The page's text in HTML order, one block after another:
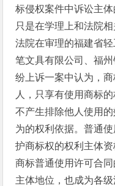
标侵权案件中诉讼主
只是在学理上和法院
法院在审理的福建省
笔文具有限公司、福
纷上诉一案中认为，
人，只享有使用商标
不产生排除他人使用
为的权利依据。普通
护商标权的权利主体
商标普通使用许可合
主体地位，也成为各